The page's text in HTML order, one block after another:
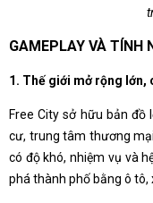
GAMEPLAY VÀ TÍNH
1. Thế giới mở rộng lớn,
Free City sở hữu bản đồ
cư, trung tâm thương
có độ khó, nhiệm vụ và
phá thành phố bằng ô tô,